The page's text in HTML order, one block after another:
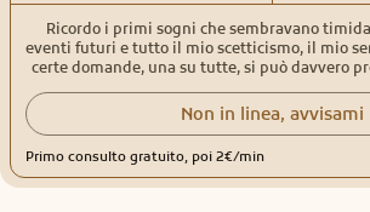
Ricordo i primi sogni che sembravano
eventi futuri e tutto il mio scetticismo, il mio
certe domande, una su tutte, si può davvero
mondo? Per molto tempo quelle domande
certe esperienze mi fecero sentire ingenuo e
prefazione di Jung all'oracolo dei ching e
lungo e affascinante cammino che dopo più
Non in linea, avvisami
Primo consulto gratuito, poi 2€/min